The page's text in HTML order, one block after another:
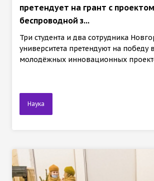
претендует на грант с
беспроводной з...
Три студента и два сотрудника
университета претендуют на победу
молодёжных инновационных
Наука